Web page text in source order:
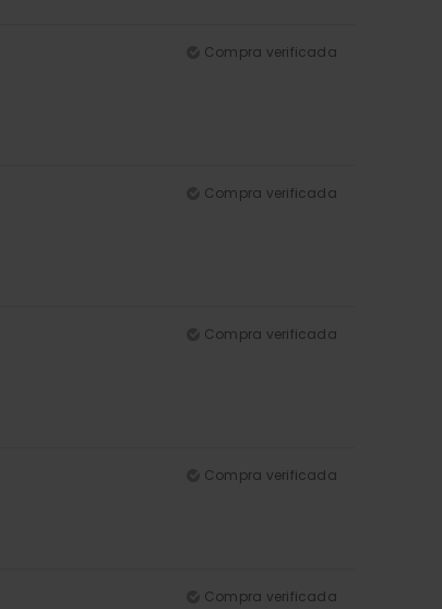
Compra verificada
Compra verificada
Compra verificada
Compra verificada
Compra verificada